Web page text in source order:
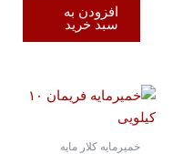
افزودن به
سبد خرید
خمیرمایه کلار مایه